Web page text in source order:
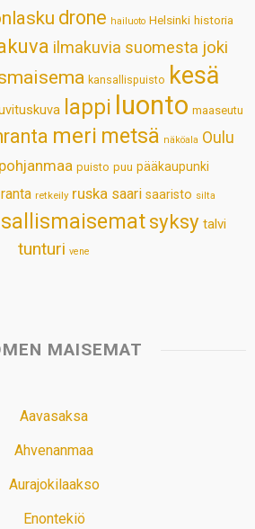
k
n
s
t
drone hailuoto Helsinki historia
ilmakuvia suomesta joki
kansallispuisto kesä
lappi luonto maaseutu
meri metsä näköala Oulu
puisto puu pääkaupunki
ranta retkeily ruska saari saaristo silta
syksy talvi
tunturi vene
MAISEMAT
Aavasaksa
Ahvenanmaa
Aurajokilaakso
Enontekiö